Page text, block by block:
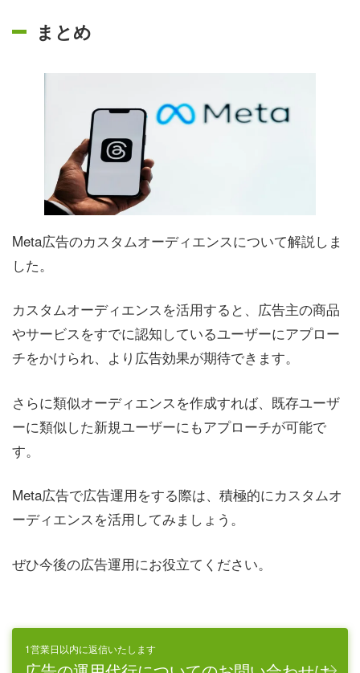
まとめ
Meta広告のカスタムオーディエンスについて解説しま
した。
カスタムオーディエンスを活用すると、広告主の商品
やサービスをすでに認知しているユーザーにアプロー
チをかけられ、より広告効果が期待できます。
さらに類似オーディエンスを作成すれば、既存ユーザ
ーに類似した新規ユーザーにもアプローチが可能で
す。
Meta広告で広告運用をする際は、積極的にカスタムオ
ーディエンスを活用してみましょう。
ぜひ今後の広告運用にお役立てください。
1営業日以内に返信いたします